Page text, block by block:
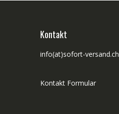
Kontakt
info(at)sofort-versand.ch
Kontakt Formular